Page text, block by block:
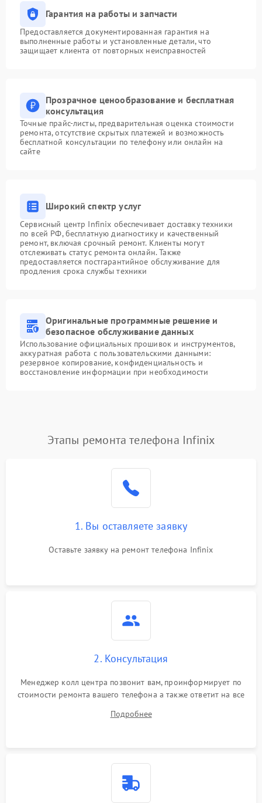
Гарантия на работы и запчасти
Предоставляется документированная гарантия на
выполненные работы и установленные детали, что
защищает клиента от повторных неисправностей
Прозрачное ценообразование и бесплатная
консультация
Точные прайс-листы, предварительная оценка стоимости
ремонта, отсутствие скрытых платежей и возможность
бесплатной консультации по телефону или онлайн на
сайте
Широкий спектр услуг
Сервисный центр Infinix обеспечивает доставку техники
по всей РФ, бесплатную диагностику и качественный
ремонт, включая срочный ремонт. Клиенты могут
отслеживать статус ремонта онлайн. Также
предоставляется постгарантийное обслуживание для
продления срока службы техники
Оригинальные программные решение и
безопасное обслуживание данных
Использование официальных прошивок и инструментов,
аккуратная работа с пользовательскими данными:
резервное копирование, конфиденциальность и
восстановление информации при необходимости
Этапы ремонта телефона Infinix
1. Вы оставляете заявку
Оставьте заявку на ремонт телефона Infinix
2. Консультация
Менеджер колл центра позвонит вам, проинформирует по
стоимости ремонта вашего телефона а также ответит на все
Подробнее